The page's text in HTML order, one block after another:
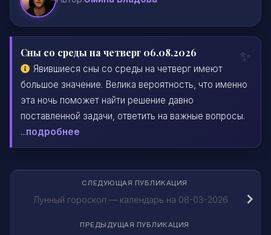
Сны со среды на четверг 06.08.2026
Явившиеся сны со среды на четверг имеют
большое значение. Велика вероятность, что именно
эта ночь поможет найти решение давно
поставленной задачи, ответить на важные вопросы.
...подробнее
СЛЕДУЮЩАЯ ПУБЛИКАЦИЯ
Лунный гороскоп — календарь на 08-03-2026
ПРЕДЫДУЩАЯ ПУБЛИКАЦИЯ